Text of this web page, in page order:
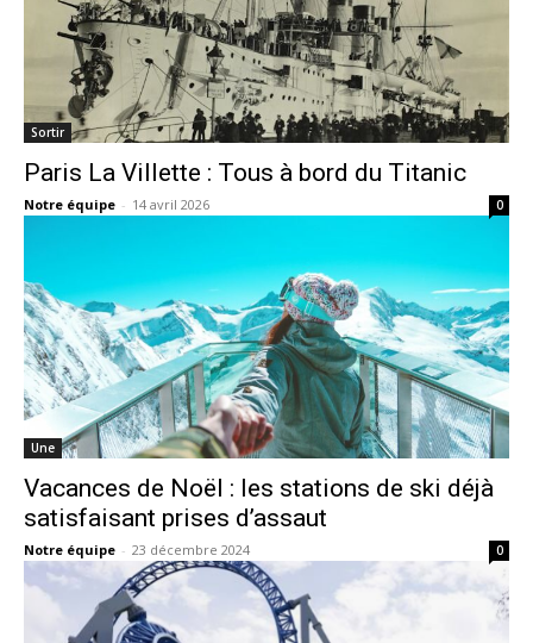
Sortir
Paris La Villette : Tous à bord du Titanic
Notre équipe - 14 avril 2026 0
Une
Vacances de Noël : les stations de ski déjà
satisfaisant prises d’assaut
Notre équipe - 23 décembre 2024 0